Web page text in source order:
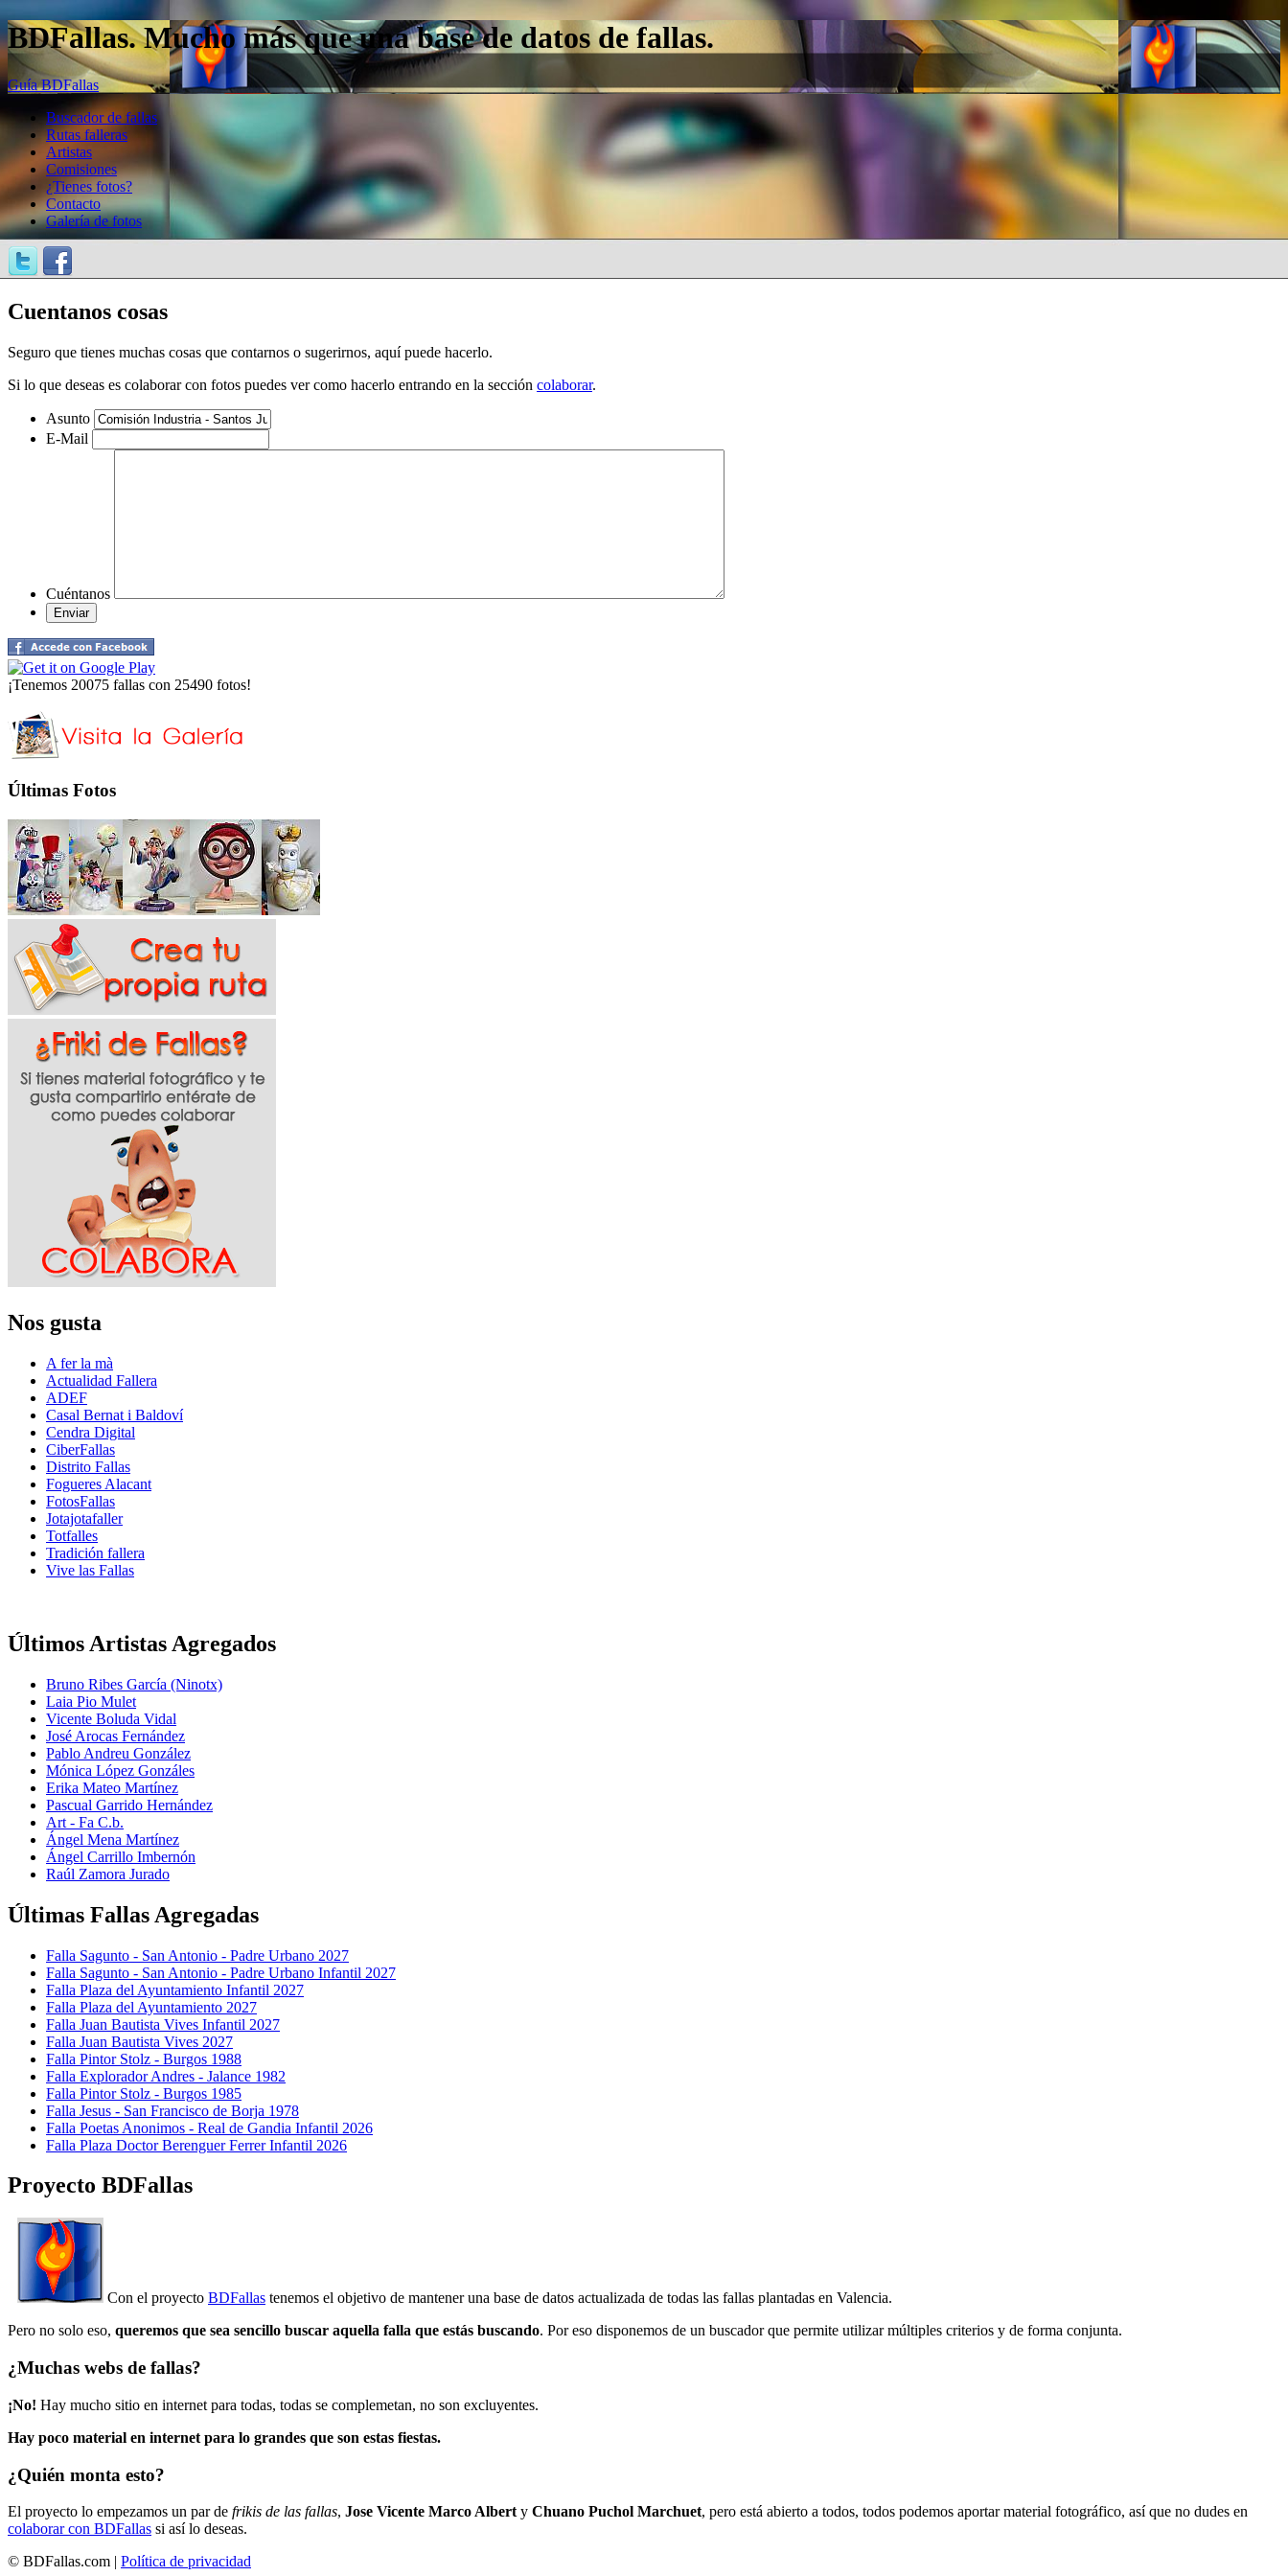
BDFallas. Mucho más que una base de datos de fallas.
Guía BDFallas
Buscador de fallas
Rutas falleras
Artistas
Comisiones
¿Tienes fotos?
Contacto
Galería de fotos
Cuentanos cosas
Seguro que tienes muchas cosas que contarnos o sugerirnos, aquí puede hacerlo.
Si lo que deseas es colaborar con fotos puedes ver como hacerlo entrando en la sección colaborar.
Asunto
E-Mail
Cuéntanos
¡Tenemos 20075 fallas con 25490 fotos!
Últimas Fotos
Nos gusta
A fer la mà
Actualidad Fallera
ADEF
Casal Bernat i Baldoví
Cendra Digital
CiberFallas
Distrito Fallas
Fogueres Alacant
FotosFallas
Jotajotafaller
Totfalles
Tradición fallera
Vive las Fallas
Últimos Artistas Agregados
Bruno Ribes García (Ninotx)
Laia Pio Mulet
Vicente Boluda Vidal
José Arocas Fernández
Pablo Andreu González
Mónica López Gonzáles
Erika Mateo Martínez
Pascual Garrido Hernández
Art - Fa C.b.
Ángel Mena Martínez
Ángel Carrillo Imbernón
Raúl Zamora Jurado
Últimas Fallas Agregadas
Falla Sagunto - San Antonio - Padre Urbano 2027
Falla Sagunto - San Antonio - Padre Urbano Infantil 2027
Falla Plaza del Ayuntamiento Infantil 2027
Falla Plaza del Ayuntamiento 2027
Falla Juan Bautista Vives Infantil 2027
Falla Juan Bautista Vives 2027
Falla Pintor Stolz - Burgos 1988
Falla Explorador Andres - Jalance 1982
Falla Pintor Stolz - Burgos 1985
Falla Jesus - San Francisco de Borja 1978
Falla Poetas Anonimos - Real de Gandia Infantil 2026
Falla Plaza Doctor Berenguer Ferrer Infantil 2026
Proyecto BDFallas
Con el proyecto BDFallas tenemos el objetivo de mantener una base de datos actualizada de todas las fallas plantadas en Valencia.
Pero no solo eso, queremos que sea sencillo buscar aquella falla que estás buscando. Por eso disponemos de un buscador que permite utilizar múltiples criterios y de forma conjunta.
¿Muchas webs de fallas?
¡No! Hay mucho sitio en internet para todas, todas se complemetan, no son excluyentes.
Hay poco material en internet para lo grandes que son estas fiestas.
¿Quién monta esto?
El proyecto lo empezamos un par de frikis de las fallas, Jose Vicente Marco Albert y Chuano Puchol Marchuet, pero está abierto a todos, todos podemos aportar material fotográfico, así que no dudes en
colaborar con BDFallas si así lo deseas.
© BDFallas.com | Política de privacidad